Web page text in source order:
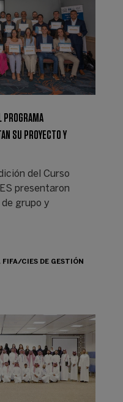
PROGRAMA
SU PROYECTO Y
del Curso
presentaron
grupo y
CIES DE GESTIÓN